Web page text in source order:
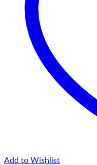
Add to Wishlist